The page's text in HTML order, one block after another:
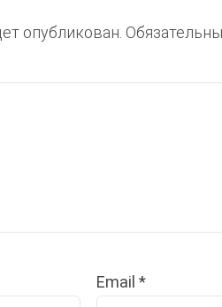
опубликован.
Email *